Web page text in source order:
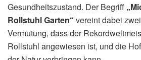
Gesundheitszustand. Der Begriff
Rollstuhl Garten“ vereint dabei
Vermutung, dass der
Rollstuhl angewiesen ist, und die